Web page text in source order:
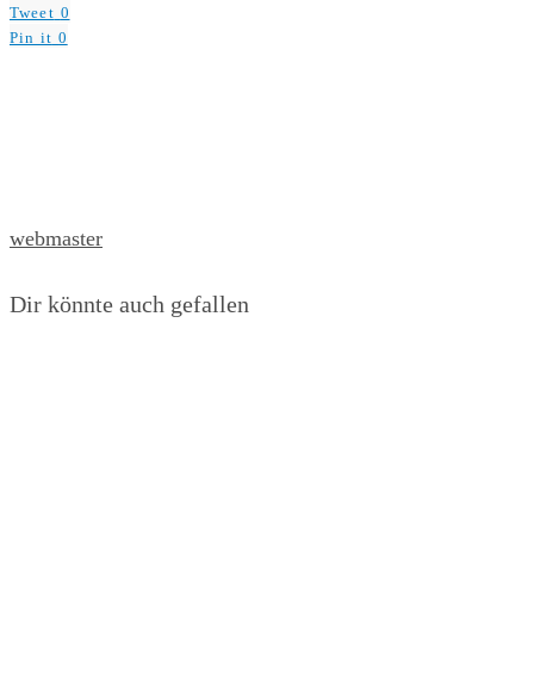
Tweet 0
Pin it 0
webmaster
Dir könnte auch gefallen